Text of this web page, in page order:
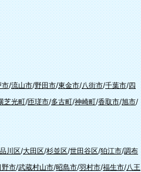
市/流山市/野田市/東金市/八街市/千葉市/四
芝光町/匝瑳市/多古町/神崎町/香取市/旭市/
品川区/大田区/杉並区/世田谷区/狛江市/調布
野市/武蔵村山市/昭島市/羽村市/福生市/八王